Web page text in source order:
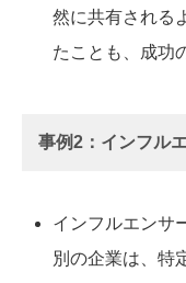
然に共有される
たことも、成功
事例2：インフル
インフルエンサ
別の企業は、特